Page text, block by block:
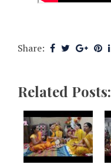
Share:
Related Posts: